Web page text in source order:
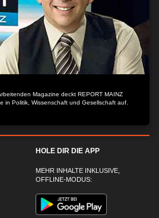
Magazine deckt REPORT MAINZ
in Politik, Wissenschaft und Gesellschaft auf.
HOLE DIR DIE APP
MEHR INHALTE INKLUSIVE,
OFFLINE-MODUS: